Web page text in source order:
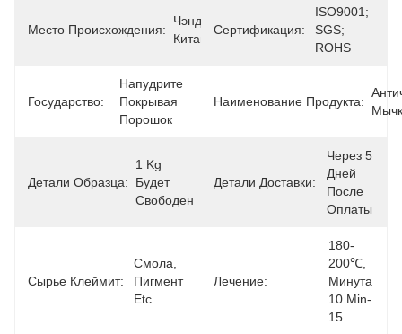
Место Происхождения:
Чэнду,
Китай
Сертификация:
ISO9001;
SGS;
ROHS
Государство:
Напудрите
Покрывая
Порошок
Наименование Продукта:
Детали Образца:
1 Kg
Будет
Свободен
Детали Доставки:
Через 5
Дней
После
Оплаты
Сырье Клеймит:
Смола,
Пигмент
Etc
Лечение:
180-
200℃,
Минута
10 Min-
15